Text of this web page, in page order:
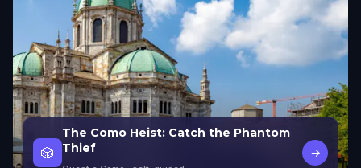
🎲
The Como Heist: Catch the Phantom
Thief
→